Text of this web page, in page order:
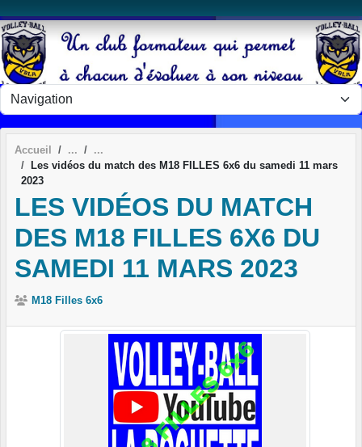
Accueil
Les vidéos du match des M18 FILLES 6x6 du samedi 11 mars
2023
LES VIDÉOS DU MATCH
DES M18 FILLES 6X6 DU
SAMEDI 11 MARS 2023
M18 Filles 6x6